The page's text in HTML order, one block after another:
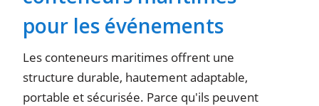
pour les événements
Les conteneurs maritimes offrent une
structure durable, hautement adaptable,
portable et sécurisée. Parce qu'ils peuvent